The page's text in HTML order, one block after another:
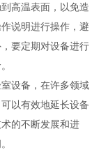
高温表面，以免造
说明进行操作，避
要定期对设备进行
设备，在许多领域
以有效地延长设备
的不断发展和进